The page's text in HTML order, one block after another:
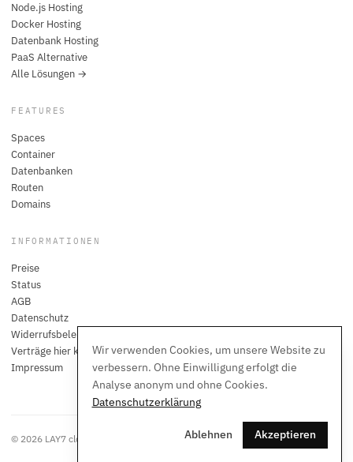
Node.js Hosting
Docker Hosting
Datenbank Hosting
PaaS Alternative
Alle Lösungen →
FEATURES
Spaces
Container
Datenbanken
Routen
Domains
INFORMATIONEN
Preise
Status
AGB
Datenschutz
Widerrufsbelehrung
Verträge hier kündigen
Impressum
© 2026 LAY7 cloud. Alle Rechte vorbehalten.
Wir verwenden Cookies, um unsere Website zu
verbessern. Ohne Einwilligung erfolgt die
Analyse anonym und ohne Cookies.
Datenschutzerklärung
Ablehnen Akzeptieren